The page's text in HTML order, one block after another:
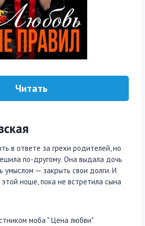
Читать
в ответе за грехи родителей, но
по-другому. Она выдала дочь
умыслом — закрыть свои долги. И
ноше, пока не встретила сына
моба " Цена любви"